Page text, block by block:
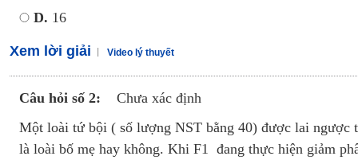
D. 16
Xem lời giải Video lý thuyết
Câu hỏi số 2:
Chưa xác định
Một loài tứ bội ( số lượng NST bằng 40) được lai
là loài bố mẹ hay không. Khi F1 đang thực hiện giảm